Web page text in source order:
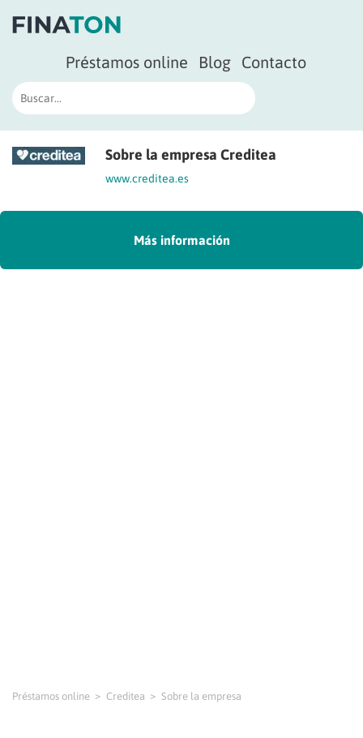
Préstamos online Blog Contacto
Sobre la empresa Creditea
www.creditea.es
Más información
Préstamos online Creditea Sobre la empresa